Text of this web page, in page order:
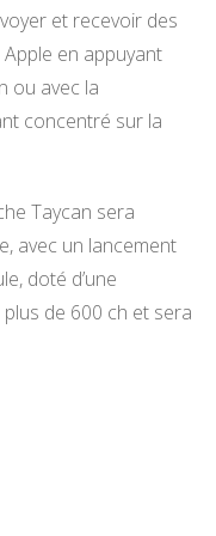
et recevoir des
en appuyant
ou avec la
concentré sur la
Taycan sera
avec un lancement
doté d’une
de 600 ch et sera